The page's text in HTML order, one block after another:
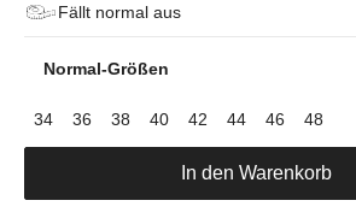
Fällt normal aus
Normal-Größen
34 36 38 40 42 44 46 48
In den Warenkorb